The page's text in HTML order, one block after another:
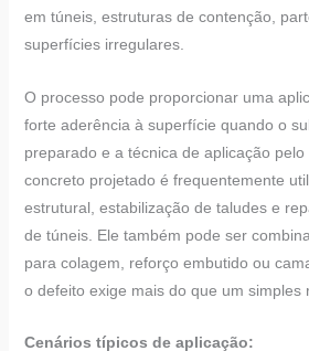
em túneis, estruturas de contenção,
superfícies irregulares.
O processo pode proporcionar uma
forte aderência à superfície quando o
preparado e a técnica de aplicação
concreto projetado é frequentemente
estrutural, estabilização de taludes e
de túneis. Ele também pode ser
para colagem, reforço embutido ou
o defeito exige mais do que um simples
Cenários típicos de aplicação: